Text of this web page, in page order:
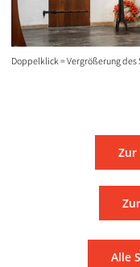
Doppelklick = Vergrößerung des
Zur
Alle